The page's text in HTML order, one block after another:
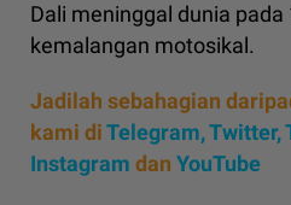
Dali meninggal dunia
kemalangan motosikal.
Jadilah sebahagian
kami diTelegram,Twitter,
Instagram dan YouTube